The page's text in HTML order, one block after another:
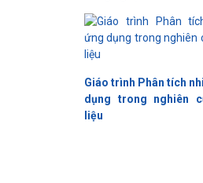
Giáo trình Phân tích
dụng trong nghiên
liệu